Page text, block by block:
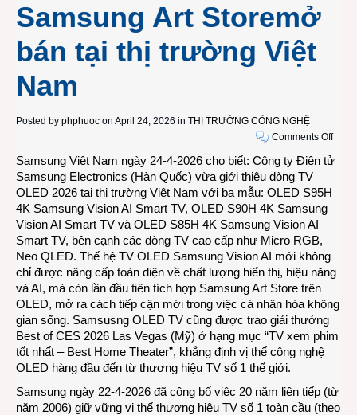
Samsung Art Storemở
bán tại thị trường Việt
Nam
Posted by phphuoc on April 24, 2026 in THỊ TRƯỜNG CÔNG NGHỆ
Comments Offon
TV
tích
thị
Samsung Việt Nam ngày 24-4-2026 cho biết: Công ty Điện tử
Samsung Electronics (Hàn Quốc) vừa giới thiệu dòng TV
OLED 2026 tại thị trường Việt Nam với ba mẫu: OLED S95H
4K Samsung Vision AI Smart TV, OLED S90H 4K Samsung
Vision AI Smart TV và OLED S85H 4K Samsung Vision AI
Smart TV, bên cạnh các dòng TV cao cấp như Micro RGB,
Neo QLED. Thế hệ TV OLED Samsung Vision AI mới không
chỉ được nâng cấp toàn diện về chất lượng hiển thị, hiệu năng
và AI, mà còn lần đầu tiên tích hợp Samsung Art Store trên
OLED, mở ra cách tiếp cận mới trong việc cá nhân hóa không
gian sống. Samsusng OLED TV cũng được trao giải thưởng
Best of CES 2026 Las Vegas (Mỹ) ở hạng mục “TV xem phim
tốt nhất – Best Home Theater”, khẳng định vị thế công nghệ
OLED hàng đầu đến từ thương hiệu TV số 1 thế giới.
Samsung ngày 22-4-2026 đã công bố việc 20 năm liên tiếp (từ
năm 2006) giữ vững vị thế thương hiệu TV số 1 toàn cầu (theo